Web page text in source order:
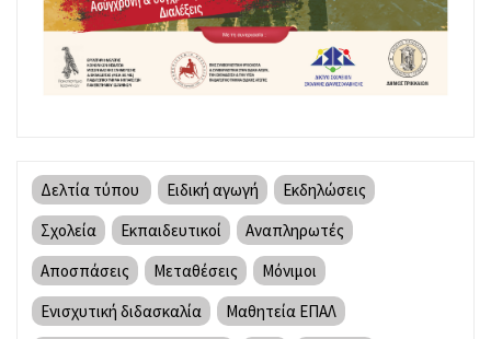
Δελτία τύπου Ειδική αγωγή
Εκδηλώσεις
Σχολεία
Εκπαιδευτικοί
Αναπληρωτές
Αποσπάσεις
Μεταθέσεις
Μόνιμοι
Ενισχυτική διδασκαλία
Μαθητεία ΕΠΑΛ